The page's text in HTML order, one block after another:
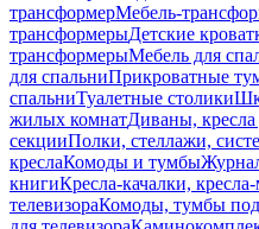
трансформерМебель-
трансформерыДетские
трансформерыМебель для
для спальниПрикроватные
спальниТуалетные столики
жилых комнатДиваны, кресла
секцииПолки, стеллажи,
креслаКомоды и тумбы
книгиКресла-качалки,
телевизораКомоды, тумбы под